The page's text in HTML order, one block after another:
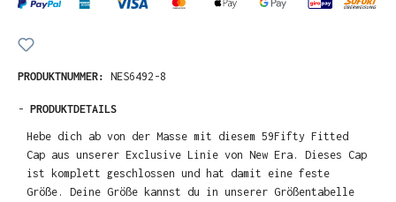
PRODUKTNUMMER: NES6492-8
- PRODUKTDETAILS
Hebe dich ab von der Masse mit diesem 59Fifty Fitted
Cap aus unserer Exclusive Linie von New Era. Dieses Cap
ist komplett geschlossen und hat damit eine feste
Größe. Deine Größe kannst du in unserer Größentabelle